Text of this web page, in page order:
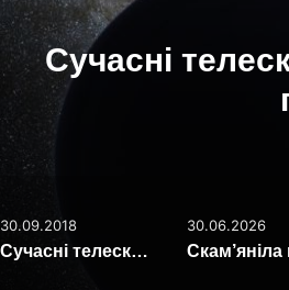
Сучасні
30.09.2018
Сучасні телескопи не бачать «дев’яту планету»
30.06.2026